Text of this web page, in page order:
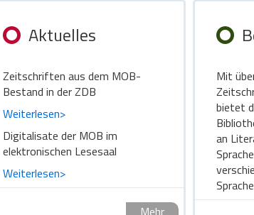
Aktuelles
Zeitschriften aus dem MOB-
Bestand in der ZDB
Weiterlesen>
Digitalisate der MOB im
elektronischen Lesesaal
Weiterlesen>
Mehr
Mit
bietet
an